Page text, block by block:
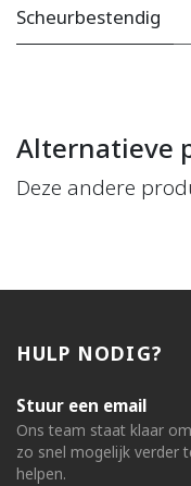
Scheurbestendig
Alternatieve
Deze andere
HULP NODIG?
Stuur een email
Ons team staat klaar
zo snel mogelijk verder
helpen.